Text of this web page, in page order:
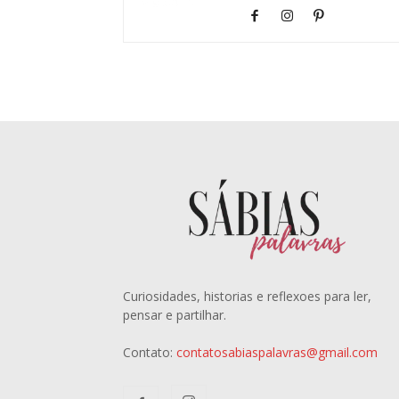
Curiosidades, historias e reflexoes para ler,
pensar e partilhar.
Contato: contatosabiaspalavras@gmail.com